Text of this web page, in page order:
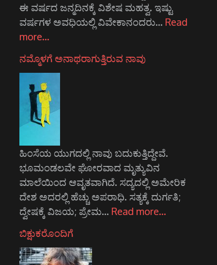
ಈ ವರ್ಷದ ಜನ್ಮದಿನಕ್ಕೆ ವಿಶೇಷ ಮಹತ್ವ. ಇಷ್ಟು
ವರ್ಷಗಳ ಅವಧಿಯಲ್ಲಿ ವಿವೇಕಾನಂದರು… Read
more…
ನಮ್ಮೊಳಗೆ ಅನಾಥರಾಗುತ್ತಿರುವ ನಾವು
ಹಿಂಸೆಯ ಯುಗದಲ್ಲಿ ನಾವು ಬದುಕುತ್ತಿದ್ದೇವೆ.
ಭೂಮಂಡಲವೇ ಘೋರವಾದ ಮೃತ್ಯುವಿನ
ಮಾಲೆಯಿಂದ ಆವೃತವಾಗಿದೆ. ಸದ್ಯದಲ್ಲಿ ಅಮೇರಿಕ
ದೇಶ ಅದರಲ್ಲಿ ಹೆಚ್ಚು ಅಪರಾಧಿ. ಸತ್ಯಕ್ಕೆ ದುರ್ಗತಿ;
ದ್ವೇಷಕ್ಕೆ ವಿಜಯ; ಪ್ರೇಮ… Read more…
ಬಿಕ್ಷುಕರೊಂದಿಗೆ